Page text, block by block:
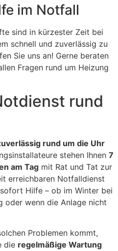
im Notfall
sind in kürzester Zeit bei
schnell und zuverlässig zu
Sie uns an! Gerne beraten
Fragen rund um Heizung
rund
rund um die Uhr
stehen Ihnen 7
am Tag mit Rat und Tat zur
erreichbaren Notfalldienst
Hilfe – ob im Winter bei
oder wenn die Anlage nicht
Problemen kommt,
die regelmäßige Wartung